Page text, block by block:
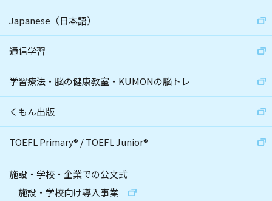
Japanese（日本語）
通信学習
学習療法・脳の健康教室・KUMONの脳トレ
くもん出版
TOEFL Primary® /TOEFL Junior®
施設・学校・企業での公文式
施設・学校向け導入事業